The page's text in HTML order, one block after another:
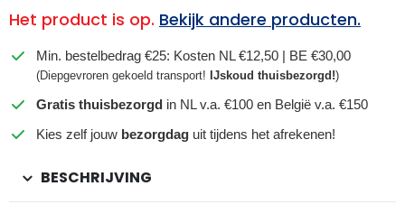
Het product is op. Bekijk andere producten.
Min. bestelbedrag €25: Kosten NL €12,50 | BE €30,00
(Diepgevroren gekoeld transport! IJskoud thuisbezorgd!)
Gratis thuisbezorgd in NL v.a. €100 en België v.a. €150
Kies zelf jouw bezorgdag uit tijdens het afrekenen!
BESCHRIJVING